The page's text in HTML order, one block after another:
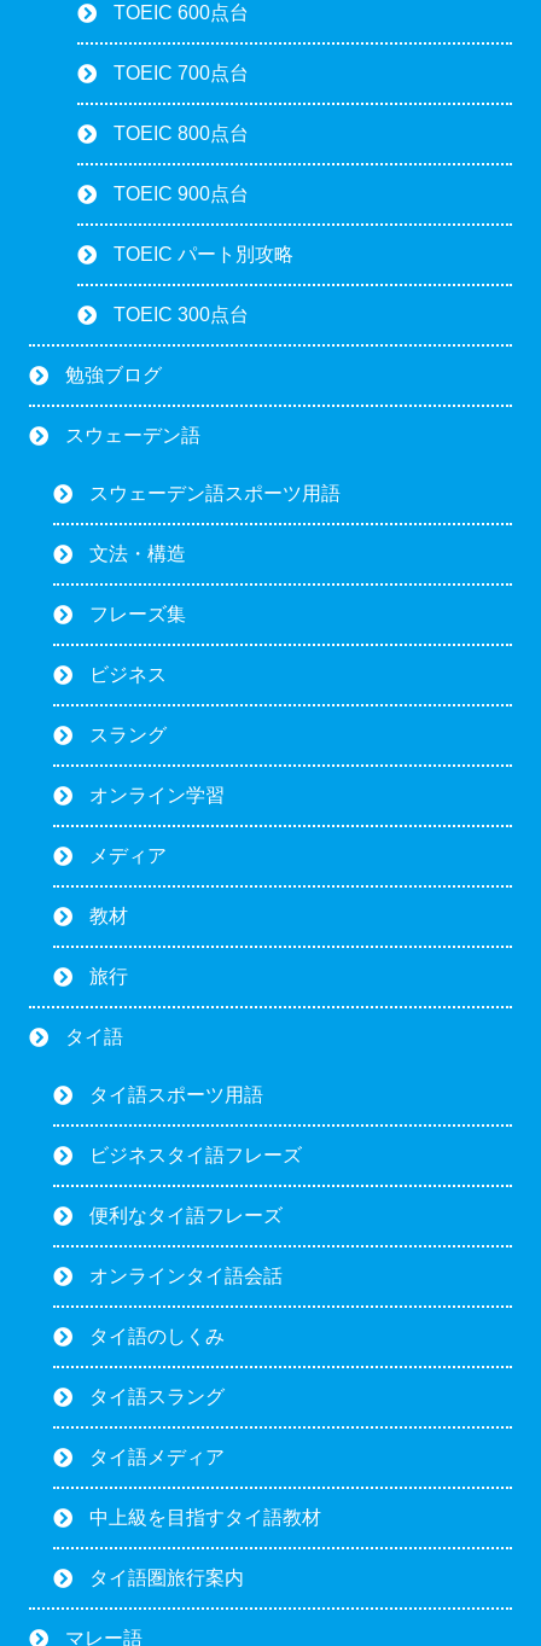
TOEIC 600点台
TOEIC 700点台
TOEIC 800点台
TOEIC 900点台
TOEIC パート別攻略
TOEIC 300点台
勉強ブログ
スウェーデン語
スウェーデン語スポーツ用語
文法・構造
フレーズ集
ビジネス
スラング
オンライン学習
メディア
教材
旅行
タイ語
タイ語スポーツ用語
ビジネスタイ語フレーズ
便利なタイ語フレーズ
オンラインタイ語会話
タイ語のしくみ
タイ語スラング
タイ語メディア
中上級を目指すタイ語教材
タイ語圏旅行案内
マレー語